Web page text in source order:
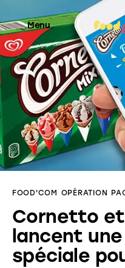
Menu
Food’News
Food’Com
Food’Art
Food’Life
FOOD'COM OPÉRATION
Cornetto et
lancent
spéciale